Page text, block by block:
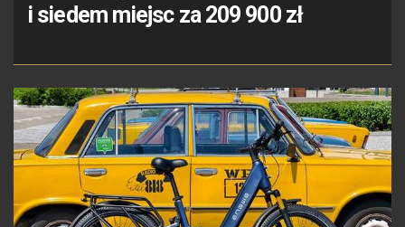
i siedem miejsc za 209 900 zł